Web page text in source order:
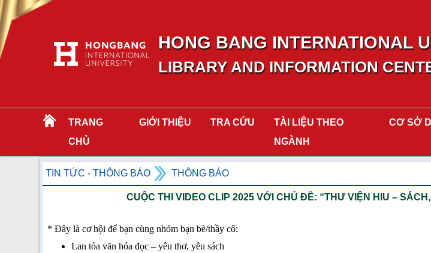
HONG BANG INTERNATIONAL
LIBRARY AND INFORMATION
TRANG
CHỦ
GIỚI THIỆU TRA CỨU
TÀI LIỆU THEO
NGÀNH
CƠ SỞ
TIN TỨC - THÔNG BÁO THÔNG BÁO
CUỘC THI VIDEO CLIP 2025 VỚI CHỦ ĐỀ: “THƯ VIỆN HIU –
* Đây là cơ hội để bạn cùng nhóm bạn bè/thầy cô:
Lan tỏa văn hóa đọc – yêu thơ, yêu sách